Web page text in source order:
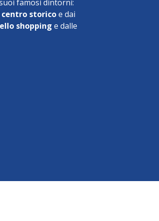
famosi dintorni:
centro storicoe dai
shopping e dalle